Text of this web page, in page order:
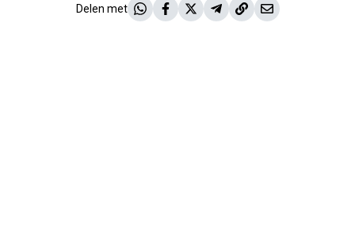
Delen met